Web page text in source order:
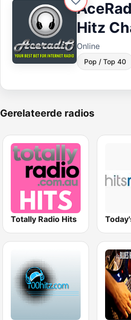
Hitz
Online
Pop / Top 40
Gerelateerde radios
Totally Radio Hits